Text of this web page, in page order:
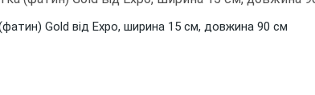
Gold від Expo, ширина 15 см, довжина 90 см